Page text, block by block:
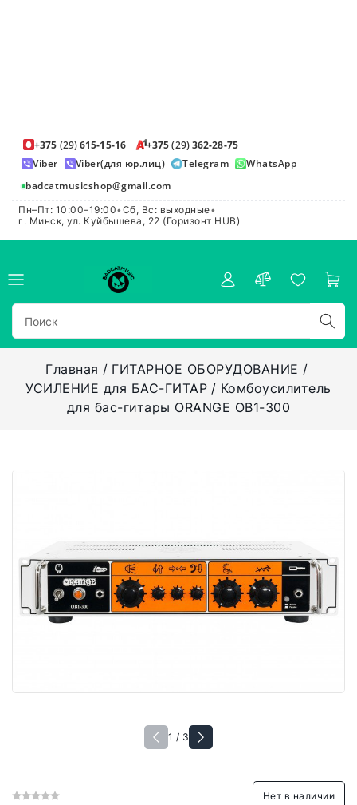
+375 (29)615-15-16 +375(29)362-28-75
Viber
Viber(для юр.лиц) Telegram
WhatsApp
badcatmusicshop@gmail.com
Пн–Пт: 10:00–19:00•Сб, Вс: выходные•
г. Минск, ул. Куйбышева, 22 (Горизонт HUB)
Главная
ГИТАРНОЕ ОБОРУДОВАНИЕ
УСИЛЕНИЕ для БАС-ГИТАР
Комбоусилитель
для бас-гитары ORANGE OB1-300
1 / 3
Нет в наличии